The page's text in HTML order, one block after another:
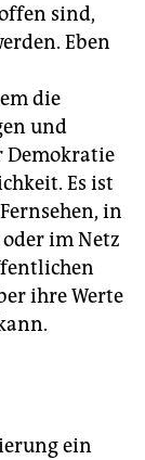
sind,
Eben
die
und
Demokratie
Es ist
in
im Netz
ihre Werte
ein